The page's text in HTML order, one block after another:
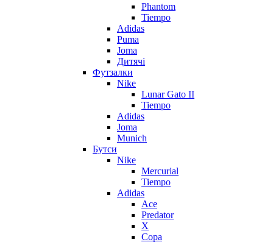
Phantom
Tiempo
Adidas
Puma
Joma
Дитячі
Футзалки
Nike
Lunar Gato II
Tiempo
Adidas
Joma
Munich
Бутси
Nike
Mercurial
Tiempo
Adidas
Ace
Predator
X
Copa